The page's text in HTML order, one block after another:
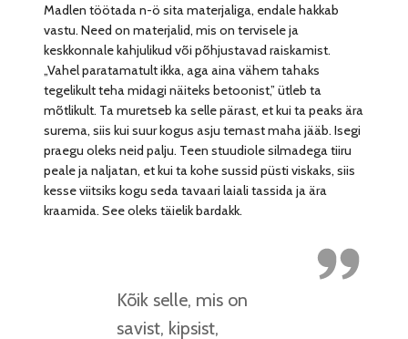
Madlen töötada n-ö sita materjaliga, endale hakkab
vastu. Need on materjalid, mis on tervisele ja
keskkonnale kahjulikud või põhjustavad raiskamist.
„Vahel paratamatult ikka, aga aina vähem tahaks
tegelikult teha midagi näiteks betoonist,” ütleb ta
mõtlikult. Ta muretseb ka selle pärast, et kui ta peaks ära
surema, siis kui suur kogus asju temast maha jääb. Isegi
praegu oleks neid palju. Teen stuudiole silmadega tiiru
peale ja naljatan, et kui ta kohe sussid püsti viskaks, siis
kesse viitsiks kogu seda tavaari laiali tassida ja ära
kraamida. See oleks täielik bardakk.
Kõik selle, mis on
savist, kipsist,